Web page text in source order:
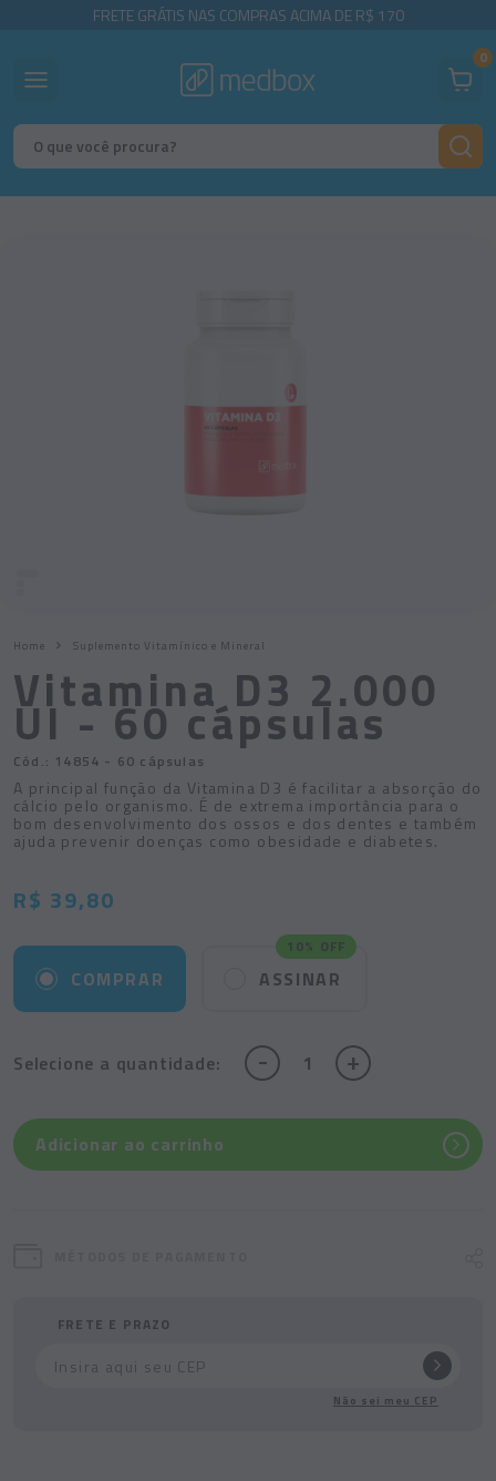
FRETE GRÁTIS NAS COMPRAS ACIMA DE R$ 170
0
Home Suplemento Vitamínico e Mineral
Vitamina D3 2.000
UI - 60 cápsulas
Cód.: 14854 - 60 cápsulas
A principal função da Vitamina D3 é facilitar a absorção do
cálcio pelo organismo. É de extrema importância para o
bom desenvolvimento dos ossos e dos dentes e também
ajuda prevenir doenças como obesidade e diabetes.
R$ 39,80
COMPRAR
10% OFF
ASSINAR
Selecione a quantidade: - +
Adicionar ao carrinho
FRETE E PRAZO
Não sei meu CEP